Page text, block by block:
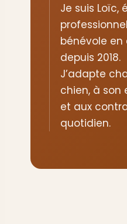
Je suis Loïc,
bénévole
depuis 2018.
J’adapte
chien, à son
et aux
quotidien.